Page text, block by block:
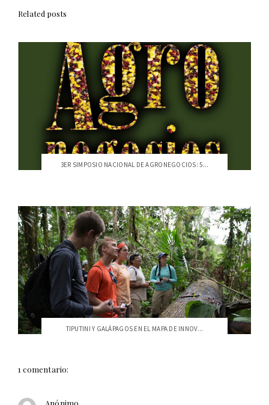
Related posts
3ER SIMPOSIO NACIONAL DE AGRONEGOCIOS: 5...
TIPUTINI Y GALÁPAGOS EN EL MAPA DE INNOV...
1 comentario: